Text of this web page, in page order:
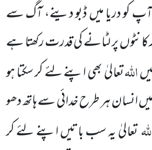
آپ کو دریا میں ڈبو دینے، آگ سے
پر لٹانے کی قدرت رکھتا ہے
اللہتعالیٰ بھی اپنے لئے کر سکتا ہو
انسان ہر طرح خدائی سے ہاتھ دھو
تعالیٰ یہ سب باتیں اپنے لئے کر